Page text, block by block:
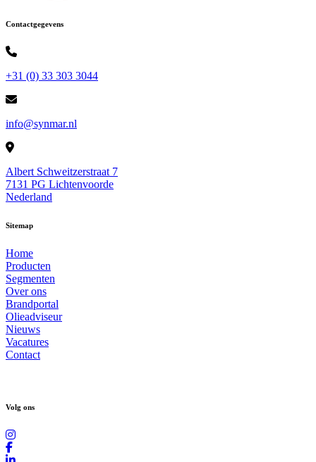
Contactgegevens
+31 (0) 33 303 3044
info@synmar.nl
Albert Schweitzerstraat 7
7131 PG Lichtenvoorde
Nederland
Sitemap
Home
Producten
Segmenten
Over ons
Brandportal
Olieadviseur
Nieuws
Vacatures
Contact
Volg ons